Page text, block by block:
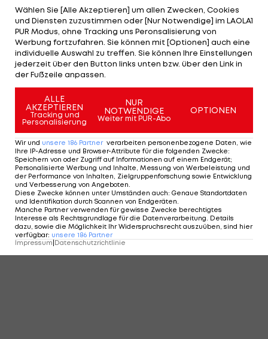
1 VON 51
KOMMENTARE
Wählen Sie [Alle Akzeptieren] um allen Zwecken, Cookies
und Diensten zuzustimmen oder [Nur Notwendige] im LAOLA1
PUR Modus, ohne Tracking uns Peronsalisierung von
Werbung fortzufahren. Sie können mit [Optionen] auch eine
individuelle Auswahl zu treffen. Sie können Ihre Einstellungen
jederzeit über den Button links unten bzw. über den Link in
der Fußzeile anpassen.
ALLE
AKZEPTIEREN
Tracking und
Personalisierung
NUR
NOTWENDIGE
Weiter mit PUR-Abo
OPTIONEN
Wir und unsere 186 Partner verarbeiten personenbezogene Daten, wie
Ihre IP-Adresse und Browser-Attribute für die folgenden Zwecke:
Speichern von oder Zugriff auf Informationen auf einem Endgerät;
Personalisierte Werbung und Inhalte, Messung von Werbeleistung und
der Performance von Inhalten, Zielgruppenforschung sowie Entwicklung
und Verbesserung von Angeboten.
Diese Zwecke können unter Umständen auch: Genaue Standortdaten
und Identifikation durch Scannen von Endgeräten.
Manche Partner verwenden für gewisse Zwecke berechtigtes
Interesse als Rechtsgrundlage für die Datenverarbeitung. Details
dazu, sowie die Möglichkeit Ihr Widerspruchsrecht auszuüben, sind hier
verfügbar: unsere 186 Partner
Impressum Datenschutzrichtlinie